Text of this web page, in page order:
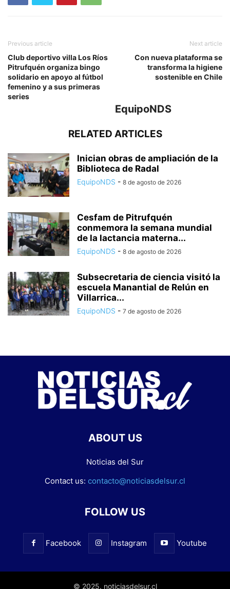
Previous article
Club deportivo villa Los Ríos
Pitrufquén organiza bingo
solidario en apoyo al fútbol
femenino y a sus primeras
series
Next article
Con nueva plataforma se
transforma la higiene
sostenible en Chile
EquipoNDS
RELATED ARTICLES
Inician obras de ampliación de la
Biblioteca de Radal
EquipoNDS - 8 de agosto de 2026
Cesfam de Pitrufquén
conmemora la semana mundial
de la lactancia materna...
EquipoNDS - 8 de agosto de 2026
Subsecretaria de ciencia visitó la
escuela Manantial de Relún en
Villarrica...
EquipoNDS - 7 de agosto de 2026
ABOUT US
Noticias del Sur
Contact us: contacto@noticiasdelsur.cl
FOLLOW US
Facebook Instagram Youtube
© 2025. noticiasdelsur.cl